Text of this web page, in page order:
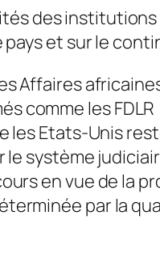
des
et sur le
Affaires
comme les
les Etats-Unis
système
en vue de la
par la